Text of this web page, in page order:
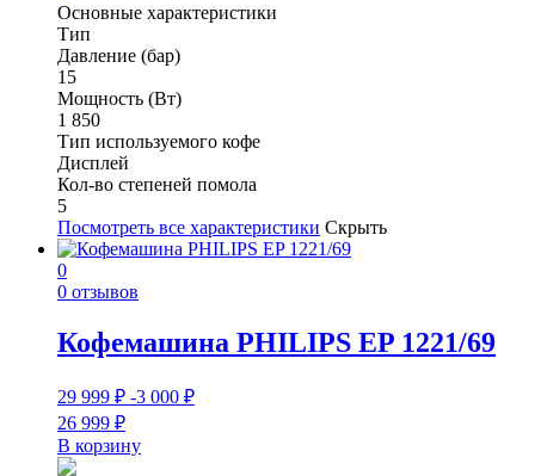
Основные характеристики
Тип
Давление (бар)
15
Мощность (Вт)
1 850
Тип используемого кофе
Дисплей
Кол-во степеней помола
5
Посмотреть все характеристики Скрыть
0
0 отзывов
Кофемашина PHILIPS EP 1221/69
29 999 ₽ -3 000 ₽
26 999 ₽
В корзину